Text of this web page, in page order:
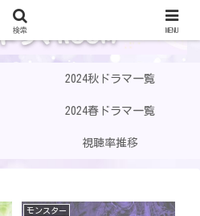
2024秋ドラマ一覧
2024春ドラマ一覧
視聴率推移
モンスター
検索 MENU